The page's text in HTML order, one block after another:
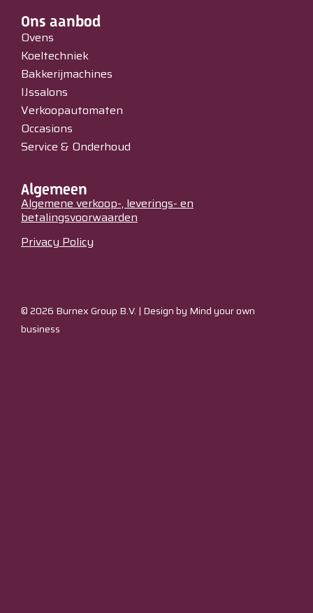
Ons aanbod
Ovens
Koeltechniek
Bakkerijmachines
IJssalons
Verkoopautomaten
Occasions
Service & Onderhoud
Algemeen
Algemene verkoop-, leverings- en
betalingsvoorwaarden
Privacy Policy
© 2026 Burnex Group B.V. | Design by Mind your own
business